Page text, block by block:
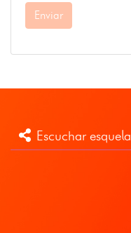
Enviar
Escuchar esquela